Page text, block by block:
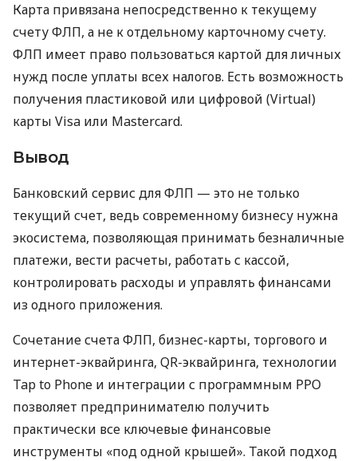
Карта привязана непосредственно к текущему
счету ФЛП, а не к отдельному карточному счету.
ФЛП имеет право пользоваться картой для личных
нужд после уплаты всех налогов. Есть возможность
получения пластиковой или цифровой (Virtual)
карты Visa или Mastercard.
Вывод
Банковский сервис для ФЛП — это не только
текущий счет, ведь современному бизнесу нужна
экосистема, позволяющая принимать безналичные
платежи, вести расчеты, работать с кассой,
контролировать расходы и управлять финансами
из одного приложения.
Сочетание счета ФЛП, бизнес-карты, торгового и
интернет-эквайринга, QR-эквайринга, технологии
Tap to Phone и интеграции с программным РРО
позволяет предпринимателю получить
практически все ключевые финансовые
инструменты «под одной крышей». Такой подход